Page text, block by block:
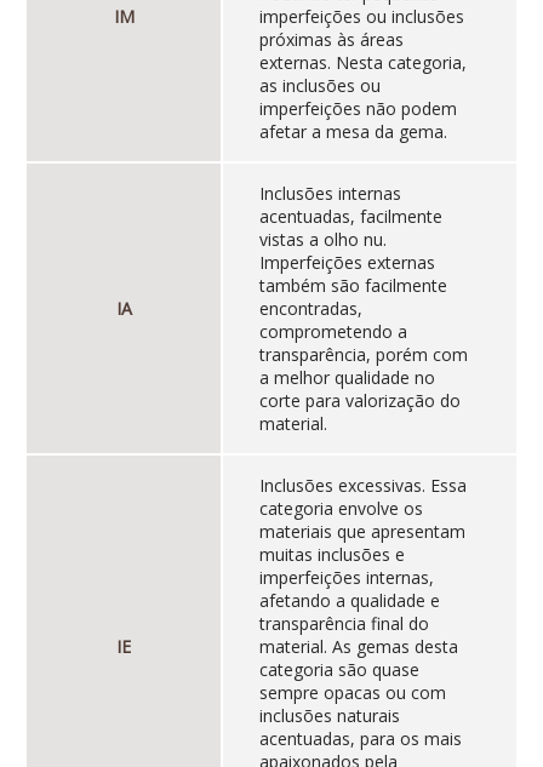
IM
imperfeições ou inclusões
próximas às áreas
externas. Nesta categoria,
as inclusões ou
imperfeições não podem
afetar a mesa da gema.
IA
Inclusões internas
acentuadas, facilmente
vistas a olho nu.
Imperfeições externas
também são facilmente
encontradas,
comprometendo a
transparência, porém com
a melhor qualidade no
corte para valorização do
material.
IE
Inclusões excessivas. Essa
categoria envolve os
materiais que apresentam
muitas inclusões e
imperfeições internas,
afetando a qualidade e
transparência final do
material. As gemas desta
categoria são quase
sempre opacas ou com
inclusões naturais
acentuadas, para os mais
apaixonados pela